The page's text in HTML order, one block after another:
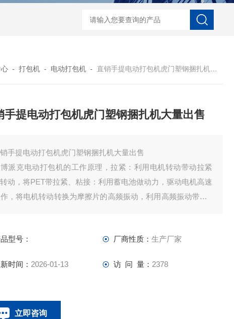
自动协作码垛机纸箱码垛械手 DZ-760全自动
-打包机 - 电动打包机 - 直销手提电动打包机虎门塑钢捆扎机大量出售
手提电动打包机虎门塑钢捆扎机大量出售
手提电动打包机虎门塑钢捆扎机大量出售
派克电动打包机的工作原理，拉紧：利用电机转动带动拉紧
动，将PET带拉紧、粘接：利用蓄电池做动力，驱动电机高速
，将电机转动转换为摩擦片的高频振动，利用高频振动带动P
型号： 厂商性质： 生产厂家
时间： 2026-01-13 访 问 量： 2378
立即咨询